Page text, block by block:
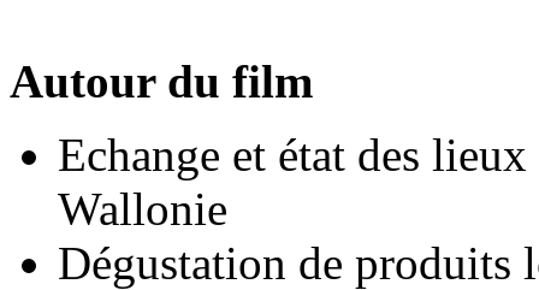
Autour du film
Echange et état des
Wallonie
Dégustation de produits